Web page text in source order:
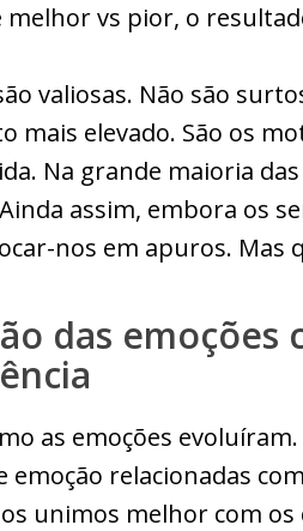
melhor vs pior, o
valiosas. Não são
mais elevado. São os
Na grande maioria
assim, embora os
nos em apuros. Mas
das emoções
as emoções
emoção relacionadas
unimos melhor com